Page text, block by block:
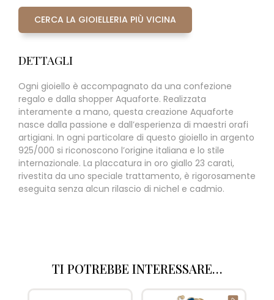
CERCA LA GIOIELLERIA PIÙ VICINA
DETTAGLI
Ogni gioiello è accompagnato da una confezione
regalo e dalla shopper Aquaforte. Realizzata
interamente a mano, questa creazione Aquaforte
nasce dalla passione e dall’esperienza di maestri orafi
artigiani. In ogni particolare di questo gioiello in argento
925/000 si riconoscono l’origine italiana e lo stile
internazionale. La placcatura in oro giallo 23 carati,
rivestita da uno speciale trattamento, è rigorosamente
eseguita senza alcun rilascio di nichel e cadmio.
TI POTREBBE INTERESSARE…